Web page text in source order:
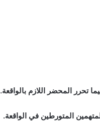
تحرر المحضر اللازم بالواقعة.
المتورطين في الواقعة.